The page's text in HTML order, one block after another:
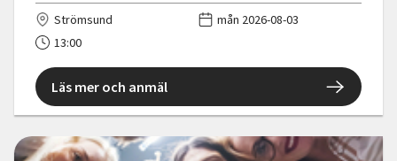
Strömsund
mån 2026-08-03
13:00
Läs mer och anmäl